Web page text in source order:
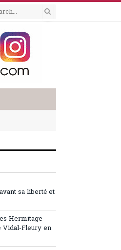
sa liberté et
Hermitage
Vidal-Fleury en